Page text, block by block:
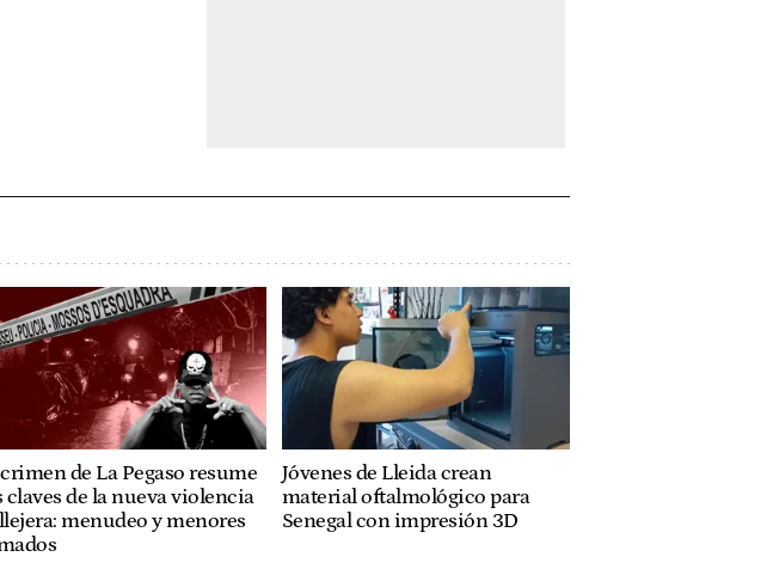
de La Pegaso resume
claves de la nueva violencia
menudeo y menores
Jóvenes de Lleida crean
material oftalmológico para
Senegal con impresión 3D